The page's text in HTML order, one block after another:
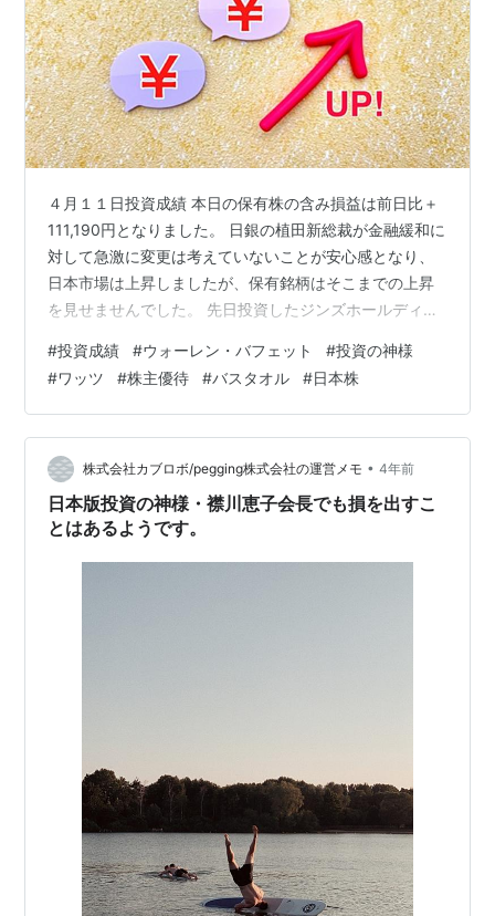
４月１１日投資成績 本日の保有株の含み損益は前日比＋
111,190円となりました。 日銀の植田新総裁が金融緩和に
対して急激に変更は考えていないことが安心感となり、
日本市場は上昇しましたが、保有銘柄はそこまでの上昇
を見せませんでした。 先日投資したジンズホールディン
に踏ん張っています。やはり優待銘柄は底堅いですね。
yupin.hatenablog.com バフェット氏が日本株投資拡大意
欲 ウォーレン・バフェット氏が日本株への投資意欲を拡
大したとのニュースがあり、これは大きなプラス材料だ
と思います。 日本の５大商社への株式保有比率も7.4％へ
高め…
#投資成績 #ウォーレン・バフェット #投資の神様
#ワッツ #株主優待 #バスタオル #日本株
株式会社カブロボ/pegging株式会社の運営メモ • 4年前
日本版投資の神様・襟川恵子会長でも損を出すこ
とはあるようです。